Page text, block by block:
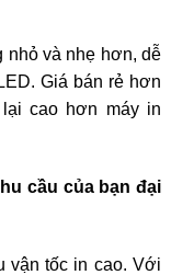
nhỏ và nhẹ hơn, dễ
Giá bán rẻ hơn
cao hơn máy in
cầu của bạn đại
vận tốc in cao. Với